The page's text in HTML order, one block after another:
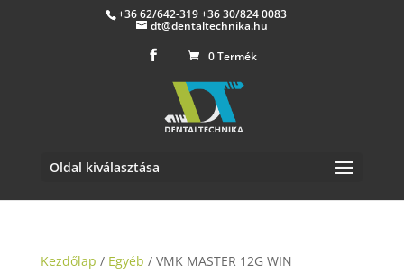
+36 62/642-319 +36 30/824 0083
dt@dentaltechnika.hu
0 Termék
Oldal kiválasztása
Kezdőlap / Egyéb / VMK MASTER 12G WIN